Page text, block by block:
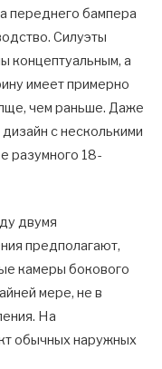
переднего бампера
Силуэты
концептуальным, а
имеет примерно
чем раньше. Даже
с несколькими
разумного 18-
двумя
предполагают,
камеры бокового
мере, не в
На
обычных наружных